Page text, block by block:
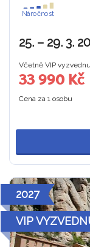
Náročnost
25. – 29. 3.
Včetně VIP
33 990 Kč
Cena za 1 osobu
2027
VIP